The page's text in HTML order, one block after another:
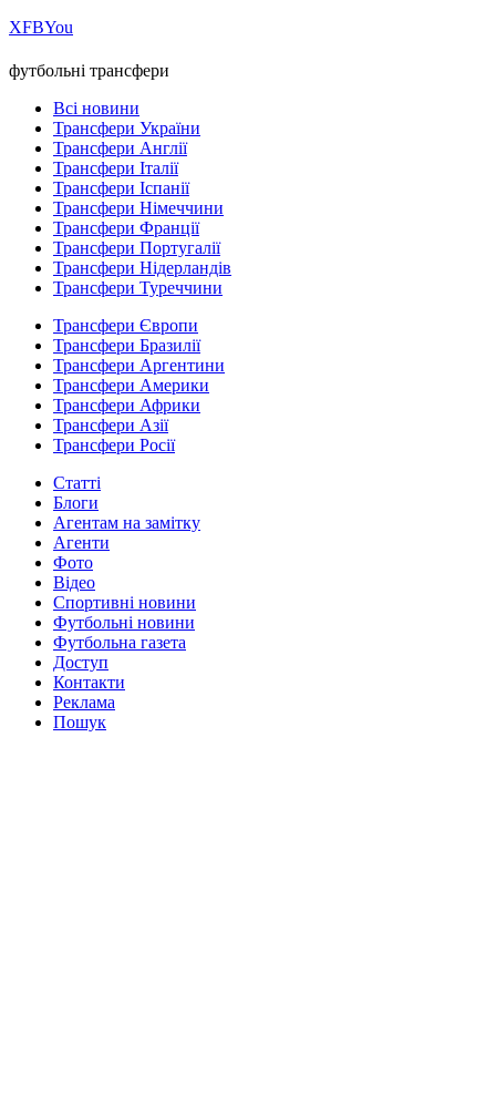
ХFBYou
футбольні трансфери
Всі новини
Трансфери України
Трансфери Англії
Трансфери Італії
Трансфери Іспанії
Трансфери Німеччини
Трансфери Франції
Трансфери Португалії
Трансфери Нідерландів
Трансфери Туреччини
Трансфери Європи
Трансфери Бразилії
Трансфери Аргентини
Трансфери Америки
Трансфери Африки
Трансфери Азії
Трансфери Росії
Статті
Блоги
Агентам на замітку
Агенти
Фото
Відео
Спортивні новини
Футбольні новини
Футбольна газета
Доступ
Контакти
Реклама
Пошук